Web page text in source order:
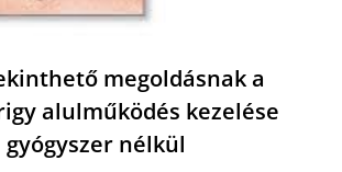
megoldásnak a
alulműködés kezelése
gyógyszer nélkül